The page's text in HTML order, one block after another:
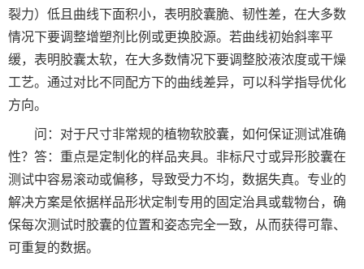
裂力）低且曲线下面积小，表明胶囊脆、韧性差，在大多数
情况下要调整增塑剂比例或更换胶源。若曲线初始斜率平
缓，表明胶囊太软，在大多数情况下要调整胶液浓度或干燥
工艺。通过对比不同配方下的曲线差异，可以科学指导优化
方向。
问：对于尺寸非常规的植物软胶囊，如何保证测试准确
性？答：重点是定制化的样品夹具。非标尺寸或异形胶囊在
测试中容易滚动或偏移，导致受力不均，数据失真。专业的
解决方案是依据样品形状定制专用的固定治具或载物台，确
保每次测试时胶囊的位置和姿态完全一致，从而获得可靠、
可重复的数据。